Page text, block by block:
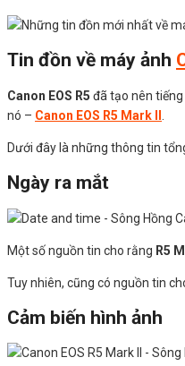
Tin đồn về máy ảnh
Canon EOS R5 đã tạo nên
nó – Canon EOS R5 Mark II
Dưới đây là những thông tin
Ngày ra mắt
Một số nguồn tin cho rằng R5
Tuy nhiên, cũng có nguồn tin
Cảm biến hình ảnh